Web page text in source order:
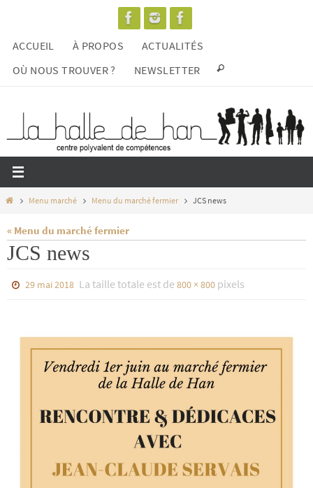
contenu
ACCUEIL À PROPOS
ACTUALITÉS
OÙ NOUS TROUVER ?
NEWSLETTER
HomeMenu marché Menu du marché fermier JCS news
« Menu du marché fermier
JCS news
29 mai 2018 La taille totale est de800 × 800 pixels